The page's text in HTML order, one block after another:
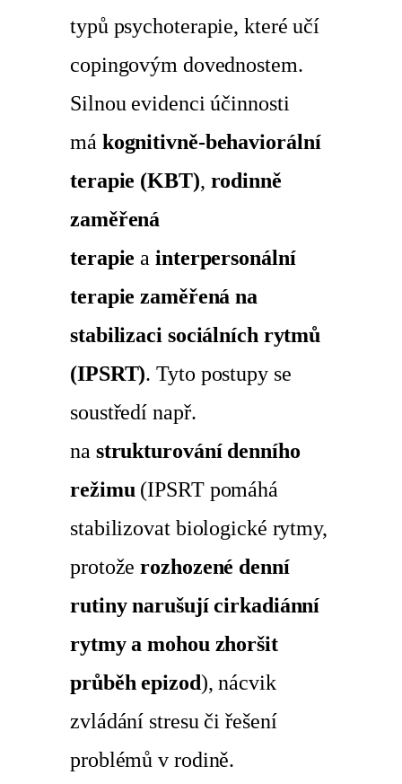
typů psychoterapie, které učí
copingovým dovednostem.
Silnou evidenci účinnosti
má kognitivně-behaviorální
terapie (KBT), rodinně
zaměřená
terapie ainterpersonální
terapie zaměřená na
stabilizaci sociálních rytmů
(IPSRT). Tyto postupy se
soustředí např.
na strukturování denního
režimu (IPSRT pomáhá
stabilizovat biologické rytmy,
protožerozhozené denní
rutiny narušují cirkadiánní
rytmy a mohou zhoršit
průběh epizod), nácvik
zvládání stresu či řešení
problémů v rodině.